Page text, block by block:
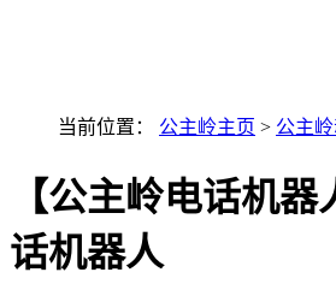
当前位置： 公主岭主页 > 公主
【公主岭电话机
话机器人